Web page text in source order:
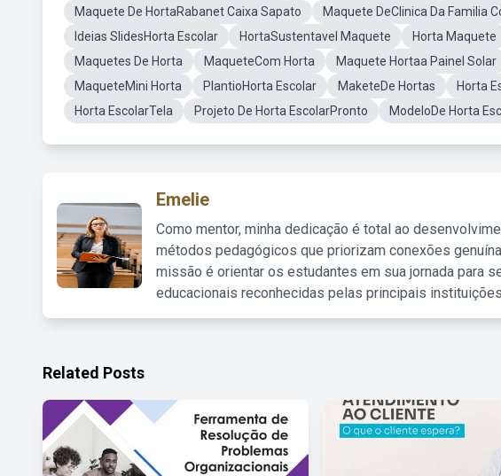
Maquete De HortaRabanet Caixa Sapato
Maquete DeClinica Da Familia
Ideias SlidesHorta Escolar
HortaSustentavel Maquete Horta Maquete
Maquetes De Horta
MaqueteCom Horta Maquete Hortaa Painel Solar
MaqueteMini Horta
PlantioHorta Escolar MaketeDe Hortas Horta
Horta EscolarTela
Projeto De Horta EscolarPronto ModeloDe Horta
Emelie
Como mentor, minha dedicação é total ao
métodos pedagógicos que priorizam conexões
missão é orientar os estudantes em sua jornada para
educacionais reconhecidas pelas principais
Related Posts